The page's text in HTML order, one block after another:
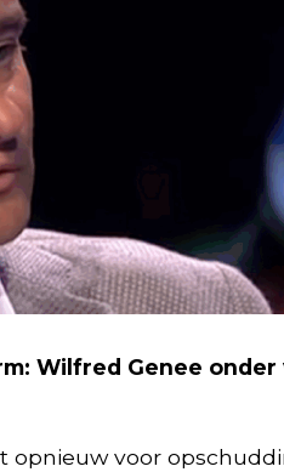
Wilfred Genee onder
opnieuw voor